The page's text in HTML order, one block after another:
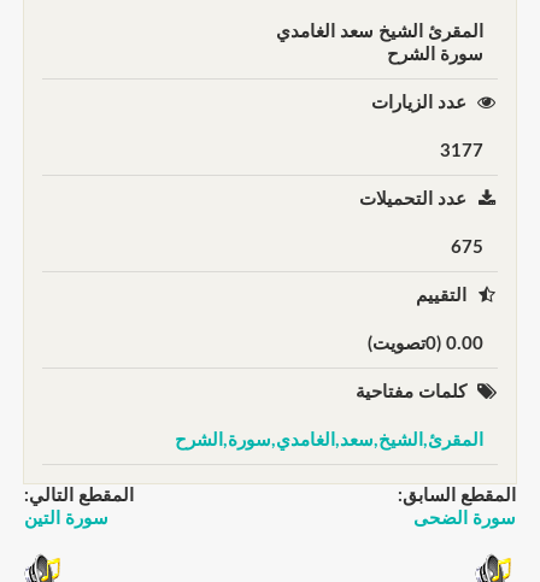
المقرئ الشيخ سعد الغامدي
سورة الشرح
عدد الزيارات
3177
عدد التحميلات
675
التقييم
0.00 (0تصويت)
كلمات مفتاحية
المقرئ,الشيخ,سعد,الغامدي,سورة,الشرح
المقطع السابق:
سورة الضحى
المقطع التالي:
سورة التين